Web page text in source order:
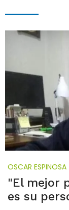
OSCAR ESPINOSA
"El mejor
es su